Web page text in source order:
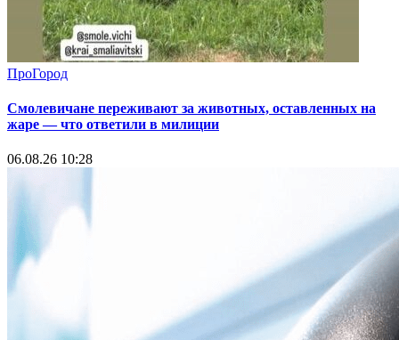
ПроГород
Смолевичане переживают за животных, оставленных на
жаре — что ответили в милиции
06.08.26 10:28